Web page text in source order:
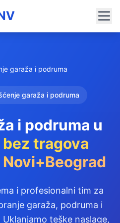
garaža i podruma
garaža i podruma
i podruma u
bez tragova
i profesionalni tim za
garaža, podruma i
teške naslage,